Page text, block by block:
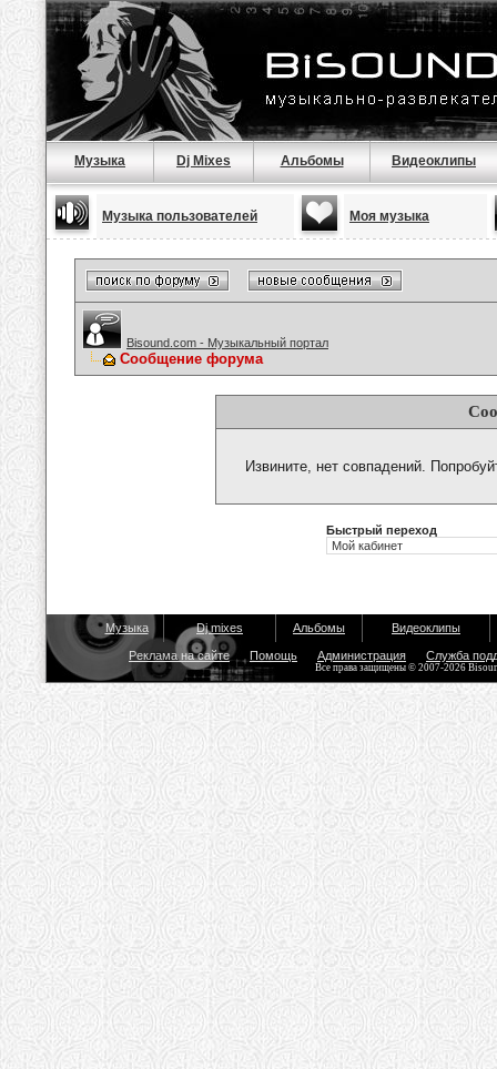
Музыка Dj Mixes Альбомы Видеоклипы
Музыка пользователей Моя музыка
Bisound.com - Музыкальный портал
Сообщение форума
Извините, нет совпадений.
Быстрый переход
Музыка Dj mixes Альбомы Видеоклипы
Реклама на сайте Помощь Администрация Служба
Все права защищены © 2007-2026